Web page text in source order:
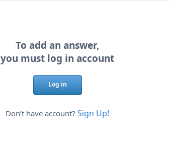
To add an answer,
you must log in account
Log in
Don’t have account? Sign Up!